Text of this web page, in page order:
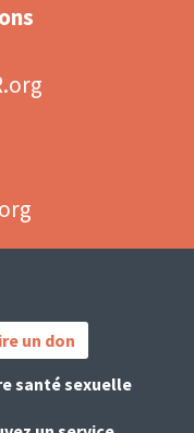
un don
santé sexuelle